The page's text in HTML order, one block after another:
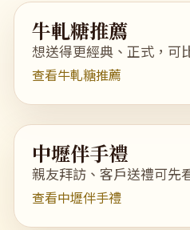
牛軋糖推薦
想送得更經典、正式，可
查看牛軋糖推薦
中壢伴手禮
親友拜訪、客戶送禮可先
查看中壢伴手禮